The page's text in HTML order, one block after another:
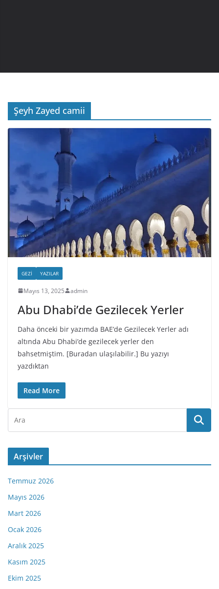
Şeyh Zayed camii
GEZI YAZILAR
Mayıs 13, 2025 admin
Abu Dhabi’de Gezilecek Yerler
Daha önceki bir yazımda BAE’de Gezilecek Yerler adı
altında Abu Dhabi’de gezilecek yerler den
bahsetmiştim. [Buradan ulaşılabilir.] Bu yazıyı
yazdıktan
Read More
Arşivler
Temmuz 2026
Mayıs 2026
Mart 2026
Ocak 2026
Aralık 2025
Kasım 2025
Ekim 2025